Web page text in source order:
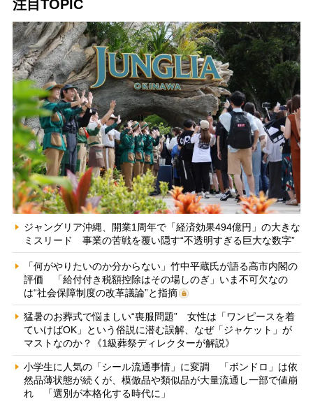
注目TOPIC
ジャングリア沖縄、開業1周年で「経済効果494億円」の大きな
ミスリード 事業の苦戦を覆い隠す“不透明すぎる巨大な数字”
「何がやりたいのか分からない」竹中平蔵氏が語る高市内閣の
評価 「給付付き税額控除はその場しのぎ」いま不可欠なの
は“社会保障制度の改革議論”と指摘
猛暑のお葬式で悩ましい“喪服問題” 女性は「ワンピースを着
ていけばOK」という俗説に潜む誤解、なぜ「ジャケット」が
マストなのか？《1級葬祭ディレクターが解説》
小学生に人気の「シール流通事情」に変調 「ボンドロ」は依
然品薄状態が続くが、模倣品や類似品が大量流通し一部で値崩
れ 「選別が本格化する時代に」